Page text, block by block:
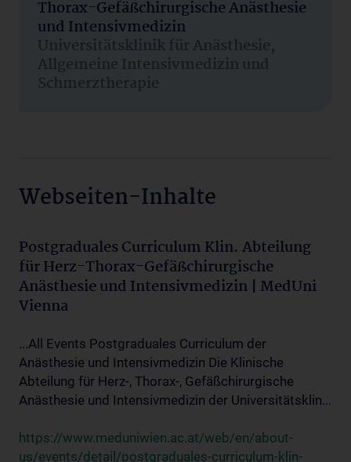
Thorax-Gefäßchirurgische Anästhesie
und Intensivmedizin
Universitätsklinik für Anästhesie,
Allgemeine Intensivmedizin und
Schmerztherapie
Webseiten-Inhalte
Postgraduales Curriculum Klin. Abteilung
für Herz-Thorax-Gefäßchirurgische
Anästhesie und Intensivmedizin | MedUni
Vienna
...All Events Postgraduales Curriculum der
Anästhesie und Intensivmedizin Die Klinische
Abteilung für Herz-, Thorax-, Gefäßchirurgische
Anästhesie und Intensivmedizin der Universitätsklin...
https://www.meduniwien.ac.at/web/en/about-
us/events/detail/postgraduales-curriculum-klin-